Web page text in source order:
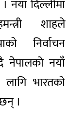
नयाँ दिल्लीमा
शाहले
निर्वाचन
नेपालको नयाँ
भारतको
।